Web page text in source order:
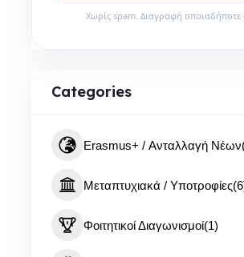
Χωρίς spam. Διαγραφή οποιαδήποτε
Categories
Erasmus+ / Ανταλλαγή Νέων
Μεταπτυχιακά / Υποτροφίες
Φοιτητικοί Διαγωνισμοί(1)